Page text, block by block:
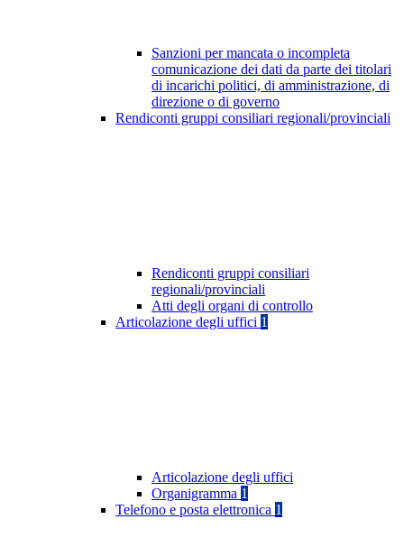
Sanzioni per mancata o incompleta
comunicazione dei dati da parte dei titolari
di incarichi politici, di amministrazione, di
direzione o di governo
Rendiconti gruppi consiliari regionali/provinciali
Rendiconti gruppi consiliari
regionali/provinciali
Atti degli organi di controllo
Articolazione degli uffici 1
Articolazione degli uffici
Organigramma 1
Telefono e posta elettronica 1